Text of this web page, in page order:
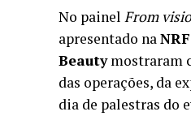
No painel From
apresentado na
Beautymostraram
das operações, da
dia de palestras do